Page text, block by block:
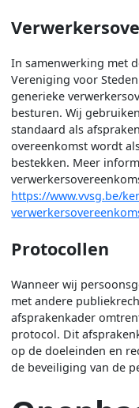
In samenwerking met
Vereniging voor
generieke
besturen. Wij
standaard als
overeenkomst wordt
bestekken. Meer
https://www.vvsg.be/
Protocollen
Wanneer wij
met andere
afsprakenkader
protocol. Dit
op de doeleinden en
de beveiliging van de